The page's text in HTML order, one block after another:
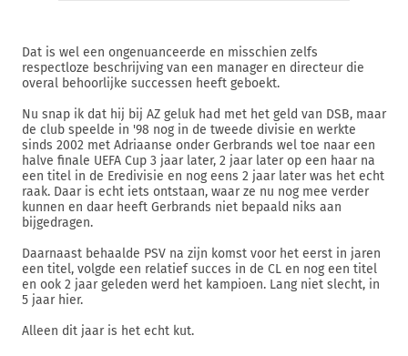
Dat is wel een ongenuanceerde en misschien zelfs
respectloze beschrijving van een manager en directeur die
overal behoorlijke successen heeft geboekt.
Nu snap ik dat hij bij AZ geluk had met het geld van DSB, maar
de club speelde in '98 nog in de tweede divisie en werkte
sinds 2002 met Adriaanse onder Gerbrands wel toe naar een
halve finale UEFA Cup 3 jaar later, 2 jaar later op een haar na
een titel in de Eredivisie en nog eens 2 jaar later was het echt
raak. Daar is echt iets ontstaan, waar ze nu nog mee verder
kunnen en daar heeft Gerbrands niet bepaald niks aan
bijgedragen.
Daarnaast behaalde PSV na zijn komst voor het eerst in jaren
een titel, volgde een relatief succes in de CL en nog een titel
en ook 2 jaar geleden werd het kampioen. Lang niet slecht, in
5 jaar hier.
Alleen dit jaar is het echt kut.